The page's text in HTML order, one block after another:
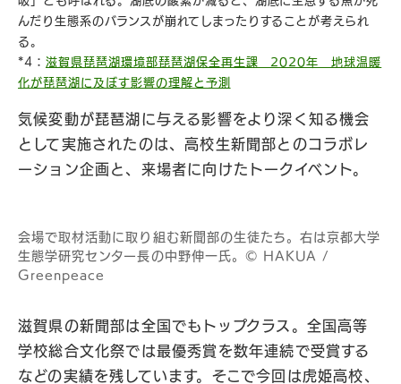
んだり生態系のバランスが崩れてしまったりすることが考えられ
る。
*4： 滋賀県琵琶湖環境部琵琶湖保全再生課 2020年 地球温暖
化が琵琶湖に及ぼす影響の理解と予測
気候変動が琵琶湖に与える影響をより深く知る機会
として実施されたのは、高校生新聞部とのコラボレ
ーション企画と、来場者に向けたトークイベント。
会場で取材活動に取り組む新聞部の生徒たち。右は京都大学
生態学研究センター長の中野伸一氏。©︎ HAKUA /
Greenpeace
滋賀県の新聞部は全国でもトップクラス。全国高等
学校総合文化祭では最優秀賞を数年連続で受賞する
などの実績を残しています。そこで今回は虎姫高校、